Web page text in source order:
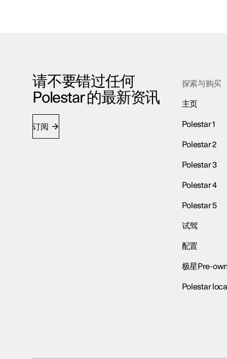
请不要错过任何
Polestar 的最新资讯
订阅
探索与购买
主页
Polestar 1
Polestar 2
Polestar 3
Polestar 4
Polestar 5
试驾
配置
极星Pre-
Polestar